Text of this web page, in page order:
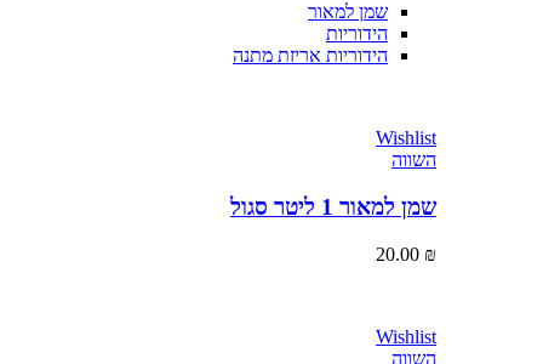
שמן למאור
הידוריות
הידוריות אריזת מתנה
Wishlist
שמן למאור 1 ליטר סגול
20.00
Wishlist